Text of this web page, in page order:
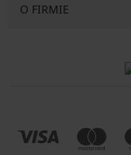
O FIRMIE